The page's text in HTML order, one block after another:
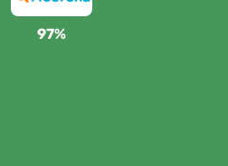
97%